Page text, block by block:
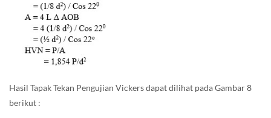
Hasil Tapak Tekan Pengujian Vickers dapat dilihat pada Gambar 8
berikut :